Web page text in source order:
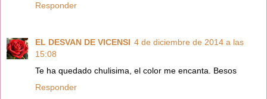
Responder
EL DESVAN DE VICENSI 4 de diciembre de 2014 a las
15:08
Te ha quedado chulisima, el color me encanta. Besos
Responder